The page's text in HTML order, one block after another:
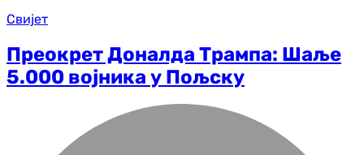
Свијет
Преокрет Доналда Трампа: Шаље
5.000 војника у Пољску